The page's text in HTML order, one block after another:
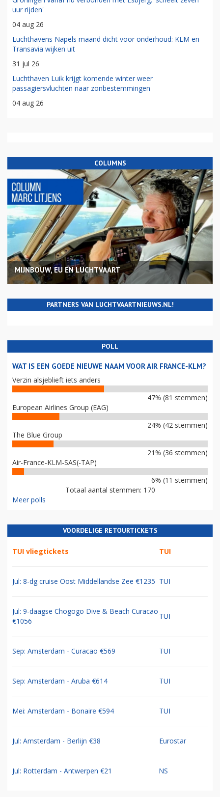
uur rijden'
04 aug 26
Luchthavens Napels maand dicht voor onderhoud: KLM en
Transavia wijken uit
31 jul 26
Luchthaven Luik krijgt komende winter weer
passagiersvluchten naar zonbestemmingen
04 aug 26
COLUMNS
MIJNBOUW, EU EN LUCHTVAART
PARTNERS VAN LUCHTVAARTNIEUWS.NL!
POLL
WAT IS EEN GOEDE NIEUWE NAAM VOOR AIR FRANCE-KLM?
Verzin alsjeblieft iets anders
47% (81 stemmen)
European Airlines Group (EAG)
24% (42 stemmen)
The Blue Group
21% (36 stemmen)
Air-France-KLM-SAS(-TAP)
6% (11 stemmen)
Totaal aantal stemmen: 170
Meer polls
VOORDELIGE RETOURTICKETS
TUI vliegtickets TUI
Jul: 8-dg cruise Oost Middellandse Zee €1235 TUI
Jul: 9-daagse Chogogo Dive & Beach Curacao
€1056
TUI
Sep: Amsterdam - Curacao €569 TUI
Sep: Amsterdam - Aruba €614 TUI
Mei: Amsterdam - Bonaire €594 TUI
Jul: Amsterdam - Berlijn €38 Eurostar
Jul: Rotterdam - Antwerpen €21 NS